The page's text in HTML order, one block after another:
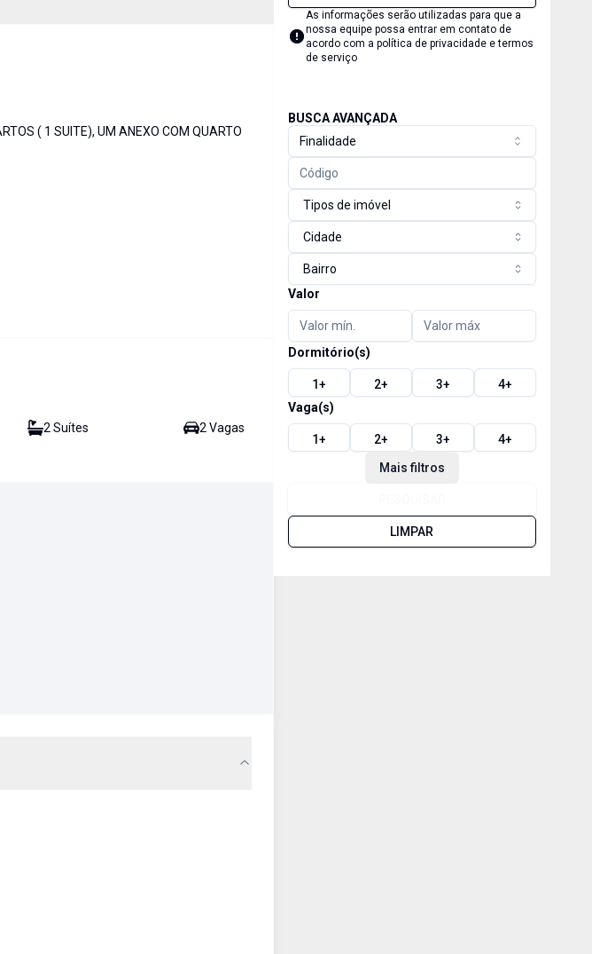
( 1 SUITE), UM ANEXO COM QUARTO
2 Suítes 2 Vagas
As informações serão utilizadas para que a
nossa equipe possa entrar em contato de
acordo com a política de privacidade e termos
de serviço
BUSCA AVANÇADA
Finalidade
Tipos de imóvel
Cidade
Bairro
Valor
Dormitório(s)
1+ 2+ 3+ 4+
Vaga(s)
1+ 2+ 3+ 4+
Mais filtros
LIMPAR